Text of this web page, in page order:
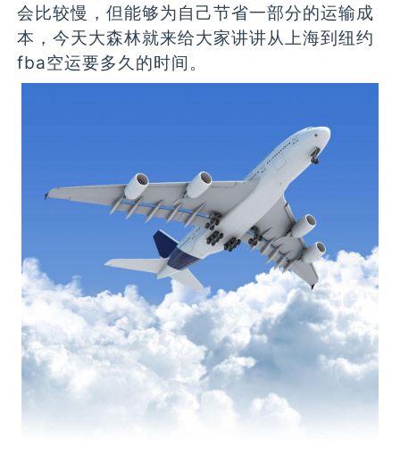
会比较慢，但能够为自己节省一部分的运输成
本，今天大森林就来给大家讲讲从上海到纽约
fba空运要多久的时间。